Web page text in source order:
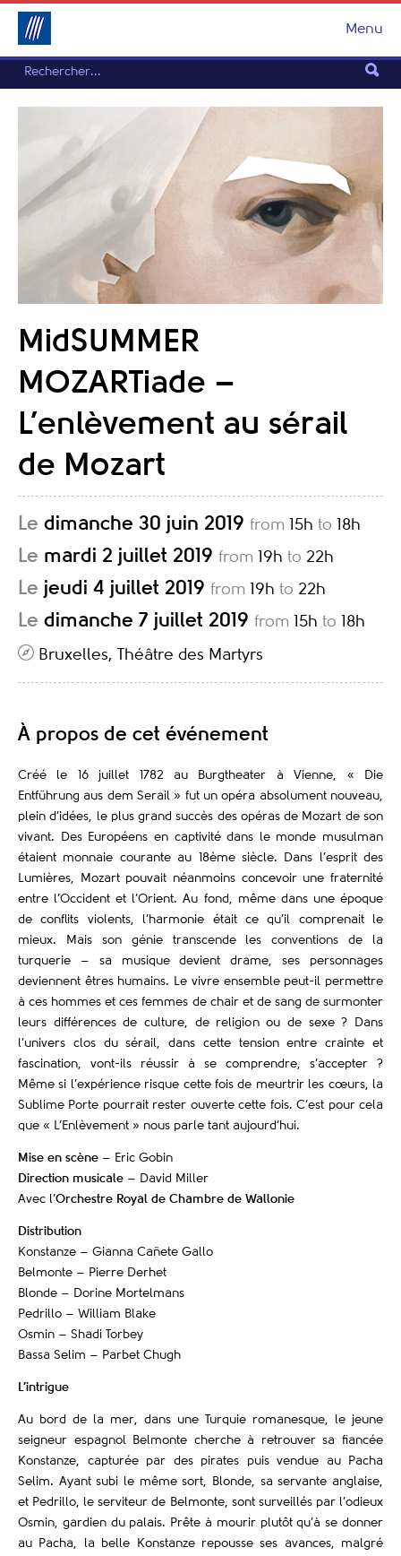
Menu
MidSUMMER
MOZARTiade –
L’enlèvement au sérail
de Mozart
Le dimanche 30 juin 2019 from 15h to 18h
Le mardi 2 juillet 2019 from 19h to 22h
Le jeudi 4 juillet 2019 from 19h to 22h
Le dimanche 7 juillet 2019 from 15h to 18h
Bruxelles, Théâtre des Martyrs
À propos de cet événement
Créé le 16 juillet 1782 au Burgtheater à Vienne, « Die
Entführung aus dem Serail » fut un opéra absolument nouveau,
plein d’idées, le plus grand succès des opéras de Mozart de son
vivant. Des Européens en captivité dans le monde musulman
étaient monnaie courante au 18ème siècle. Dans l’esprit des
Lumières, Mozart pouvait néanmoins concevoir une fraternité
entre l’Occident et l’Orient. Au fond, même dans une époque
de conflits violents, l’harmonie était ce qu’il comprenait le
mieux. Mais son génie transcende les conventions de la
turquerie – sa musique devient drame, ses personnages
deviennent êtres humains. Le vivre ensemble peut-il permettre
à ces hommes et ces femmes de chair et de sang de surmonter
leurs différences de culture, de religion ou de sexe ? Dans
l’univers clos du sérail, dans cette tension entre crainte et
fascination, vont-ils réussir à se comprendre, s’accepter ?
Même si l’expérience risque cette fois de meurtrir les cœurs, la
Sublime Porte pourrait rester ouverte cette fois. C’est pour cela
que « L’Enlèvement » nous parle tant aujourd’hui.
Mise en scène – Eric Gobin
Direction musicale – David Miller
Avec l’Orchestre Royal de Chambre de Wallonie
Distribution
Konstanze – Gianna Cañete Gallo
Belmonte – Pierre Derhet
Blonde – Dorine Mortelmans
Pedrillo – William Blake
Osmin – Shadi Torbey
Bassa Selim – Parbet Chugh
L’intrigue
Au bord de la mer, dans une Turquie romanesque, le jeune
seigneur espagnol Belmonte cherche à retrouver sa fiancée
Konstanze, capturée par des pirates puis vendue au Pacha
Selim. Ayant subi le même sort, Blonde, sa servante anglaise,
et Pedrillo, le serviteur de Belmonte, sont surveillés par l’odieux
Osmin, gardien du palais. Prête à mourir plutôt qu’à se donner
au Pacha, la belle Konstanze repousse ses avances, malgré